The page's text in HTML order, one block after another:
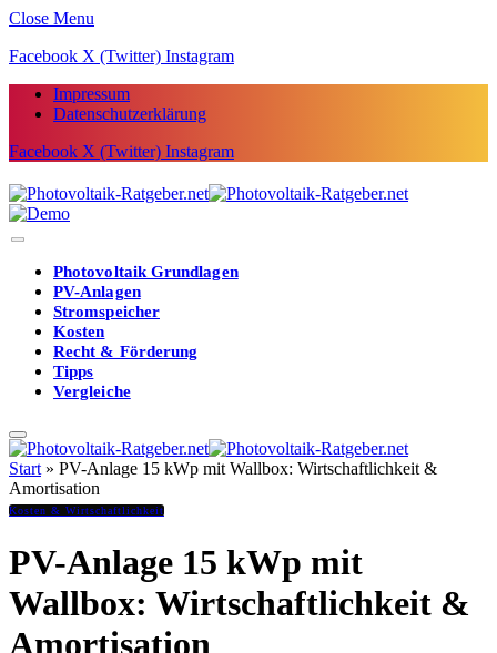
Close Menu
Facebook X (Twitter) Instagram
Impressum
Datenschutzerklärung
Facebook X (Twitter) Instagram
Photovoltaik Grundlagen
PV-Anlagen
Stromspeicher
Kosten
Recht & Förderung
Tipps
Vergleiche
Start » PV-Anlage 15 kWp mit Wallbox: Wirtschaftlichkeit &
Amortisation
Kosten & Wirtschaftlichkeit
PV-Anlage 15 kWp mit
Wallbox: Wirtschaftlichkeit &
Amortisation